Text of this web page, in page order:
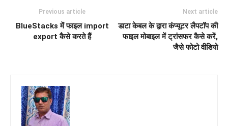
Previous article
BlueStacks में फाइल import
export कैसे करते हैं
Next article
डाटा केबल के द्वारा कंप्यूटर लैपटॉप की
फाइल मोबाइल में ट्रांसफर कैसे करें,
जैसे फोटो वीडियो